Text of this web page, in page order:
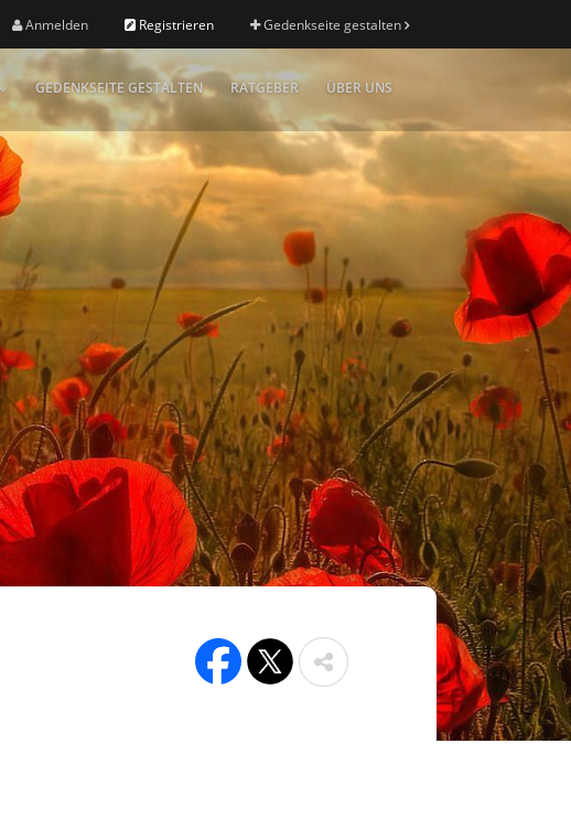
Anmelden Registrieren Gedenkseite gestalten
GEDENKSEITE GESTALTEN RATGEBER ÜBER UNS